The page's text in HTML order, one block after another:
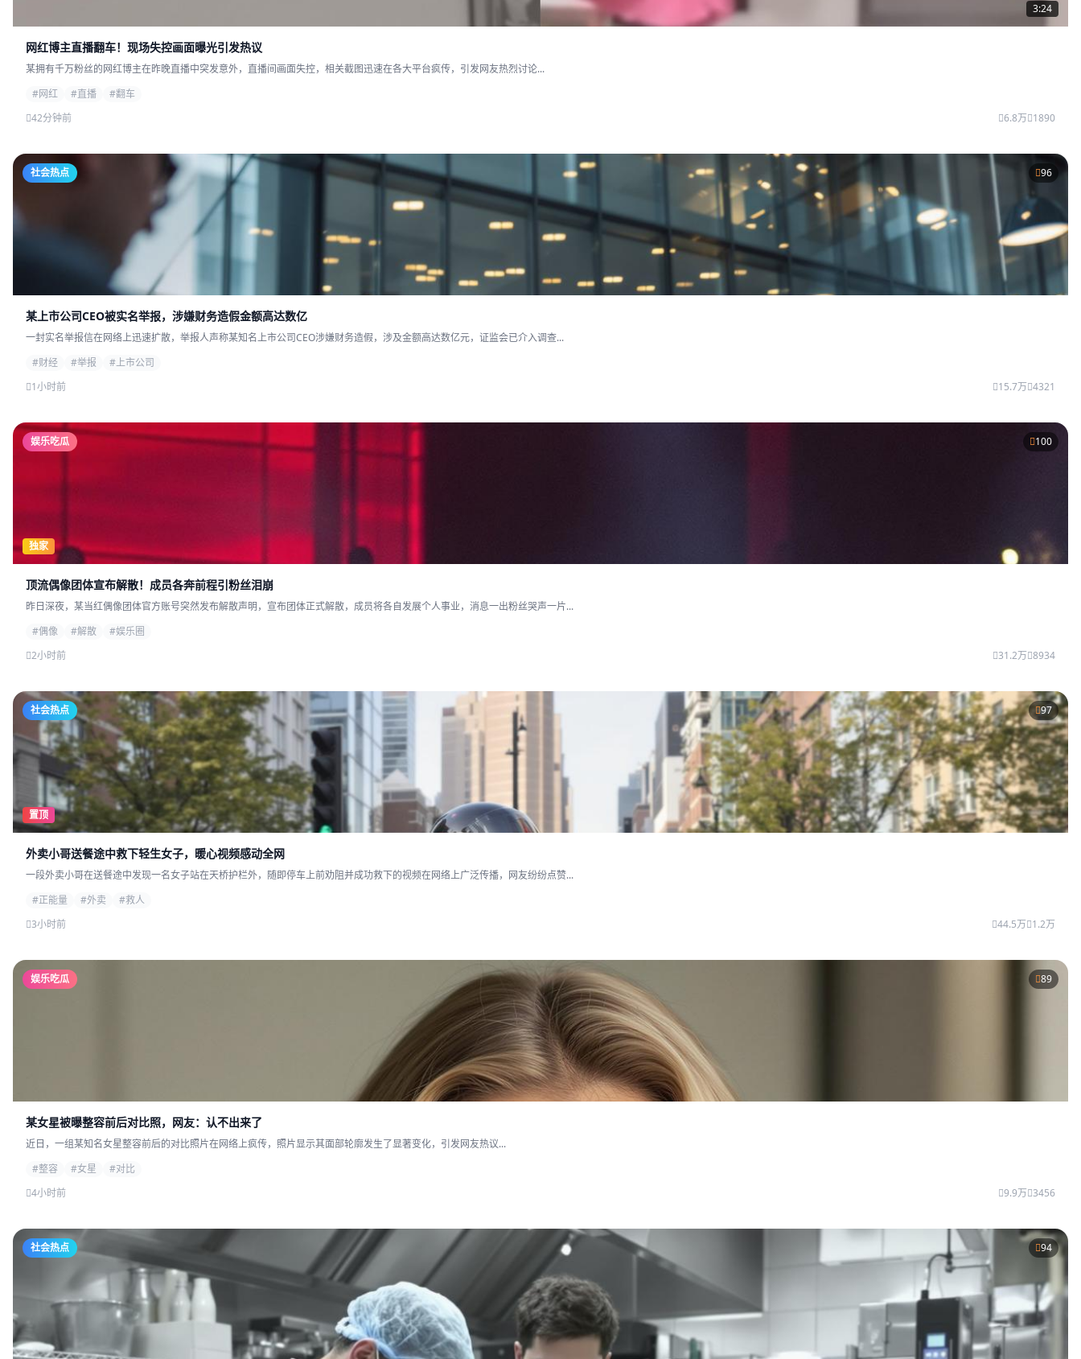
3:24
网红博主直播翻车！现场失控画面曝光引发热议
某拥有千万粉丝的网红博主在昨晚直播中突发意外，直播间画面失控，相关截图迅速在各大平台疯传，引发网友热烈讨论...
#网红
#直播
#翻车
42分钟前
6.8万 1890
社会热点 96
某上市公司CEO被实名举报，涉嫌财务造假金额高达数亿
一封实名举报信在网络上迅速扩散，举报人声称某知名上市公司CEO涉嫌财务造假，涉及金额高达数亿元，证监会已介入调查...
#财经
#举报
#上市公司
1小时前
15.7万 4321
娱乐吃瓜 100
独家
顶流偶像团体宣布解散！成员各奔前程引粉丝泪崩
昨日深夜，某当红偶像团体官方账号突然发布解散声明，宣布团体正式解散，成员将各自发展个人事业，消息一出粉丝哭声一片...
#偶像
#解散
#娱乐圈
2小时前
31.2万 8934
社会热点 97
置顶
外卖小哥送餐途中救下轻生女子，暖心视频感动全网
一段外卖小哥在送餐途中发现一名女子站在天桥护栏外，随即停车上前劝阻并成功救下的视频在网络上广泛传播，网友纷纷点赞...
#正能量
#外卖
#救人
3小时前
44.5万 1.2万
娱乐吃瓜 89
某女星被曝整容前后对比照，网友：认不出来了
近日，一组某知名女星整容前后的对比照片在网络上疯传，照片显示其面部轮廓发生了显著变化，引发网友热议...
#整容
#女星
#对比
4小时前
9.9万 3456
社会热点 94